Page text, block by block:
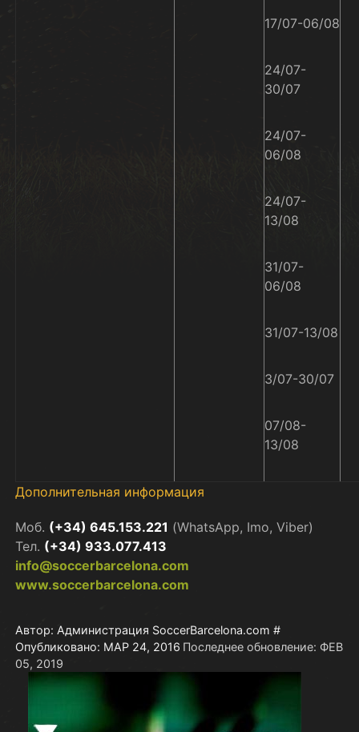
17/07-06/08
24/07-
30/07
24/07-
06/08
24/07-
13/08
31/07-
06/08
31/07-13/08
3/07-30/07
07/08-
13/08
Дополнительная информация
Моб. (+34) 645.153.221 (WhatsApp, Imo, Viber)
Тел. (+34) 933.077.413
info@soccerbarcelona.com
www.soccerbarcelona.com
Автор: Администрация SoccerBarcelona.com #
Опубликовано: МАР 24, 2016 Последнее обновление: ФЕВ
05, 2019